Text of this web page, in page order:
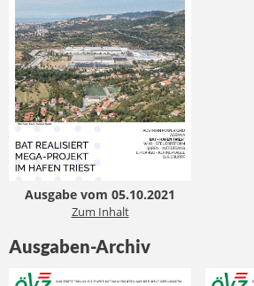
Ausgabe vom 05.10.2021
Zum Inhalt
Ausgaben-Archiv